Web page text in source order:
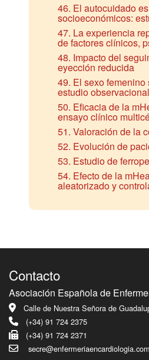
46. El autocuidado
socioeconómicos:
47. La experiencia
de factores clínicos,
48. Impacto del
eyección reducida
49. El sexo
estudio
50. Eficacia de la
ensayo clínico
51. Valoración de la
52. Evolución de
53. Estudio de
54. Efecto de la
aleatorizado y
Contacto
Asociación Española de
Calle de Nuestra Señora de
(+34) 91 724 2375
(+34) 91 724 2371
secre@enfermeriaencardiologia.com